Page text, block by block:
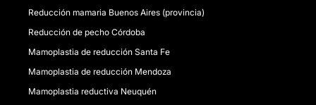
Reducción mamaria Buenos Aires (provincia)
Reducción de pecho Córdoba
Mamoplastia de reducción Santa Fe
Mamoplastia de reducción Mendoza
Mamoplastia reductiva Neuquén